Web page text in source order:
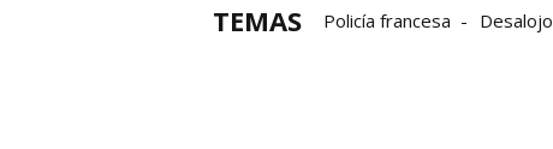
TEMAS Policía francesa Desalojo